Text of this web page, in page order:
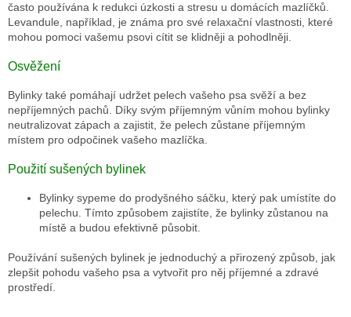
často používána k redukci úzkosti a stresu u domácích mazlíčků.
Levandule, například, je známa pro své relaxační vlastnosti, které
mohou pomoci vašemu psovi cítit se klidněji a pohodlněji.
Osvěžení
Bylinky také pomáhají udržet pelech vašeho psa svěží a bez
nepříjemných pachů . Díky svým příjemným vůním mohou bylinky
neutralizovat zápach a zajistit, že pelech zůstane příjemným
místem pro odpočinek vašeho mazlíčka.
Použití sušených bylinek
Bylinky sypeme do prodyšného sáčku , který pak umístíte do
pelechu. Tímto způsobem zajistíte, že bylinky zůstanou na
místě a budou efektivně působit.
Používání sušených bylinek je jednoduchý a přirozený způsob, jak
zlepšit pohodu vašeho psa a vytvořit pro něj příjemné a zdravé
prostředí.